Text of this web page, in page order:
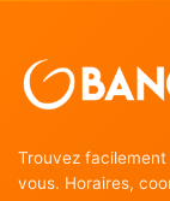
Trouvez
vous. Horaires,